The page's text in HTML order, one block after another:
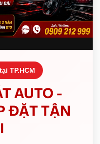
TP.HCM
AUTO -
ĐẶT TẬN